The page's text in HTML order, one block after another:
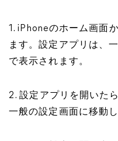
1. iPhoneのホーム画面
ます。設定アプリは、
で表示されます。
2. 設定アプリを開いた
一般の設定画面に移動し